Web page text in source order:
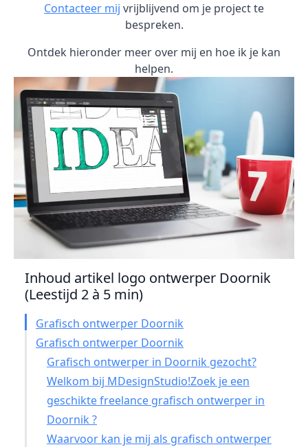
Contacteer mij vrijblijvend om je project te
bespreken.
Ontdek hieronder meer over mij en hoe ik je kan
helpen.
Inhoud artikel logo ontwerper Doornik
(Leestijd 2 à 5 min)
Grafisch ontwerper Doornik
Grafisch ontwerper Doornik
Grafisch ontwerper in Doornik gezocht?
Welkom bij MDesignStudio!Zoek je een
geschikte freelance grafisch ontwerper in
Doornik ?
Waarvoor kan je mij als grafisch ontwerper